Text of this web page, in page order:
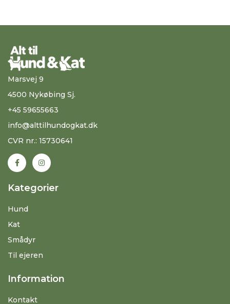
Marsvej 9
4500 Nykøbing Sj.
+45 59655663
info@alttilhundogkat.dk
CVR nr.: 15730641
Kategorier
Hund
Kat
Smådyr
Til ejeren
Information
Kontakt